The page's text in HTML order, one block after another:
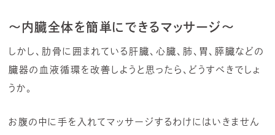
～内臓全体を簡単にできるマッサージ～
しかし、肋骨に囲まれている肝臓、心臓、肺、胃、膵臓などの
臓器の血液循環を改善しようと思ったら、どうすべきでしょ
うか。
お腹の中に手を入れてマッサージするわけにはいきません